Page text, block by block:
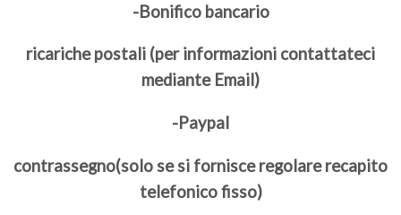
-Bonifico bancario
ricariche postali (per informazioni contattateci
mediante Email)
-Paypal
contrassegno(solo se si fornisce regolare recapito
telefonico fisso)